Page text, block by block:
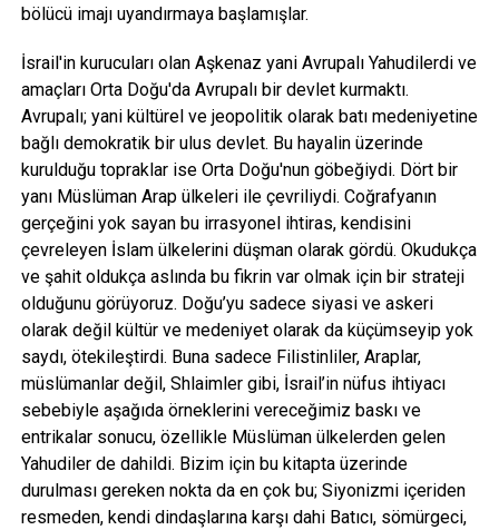
bölücü imajı uyandırmaya başlamışlar.
İsrail'in kurucuları olan Aşkenaz yani Avrupalı Yahudilerdi ve
amaçları Orta Doğu'da Avrupalı bir devlet kurmaktı.
Avrupalı; yani kültürel ve jeopolitik olarak batı medeniyetine
bağlı demokratik bir ulus devlet. Bu hayalin üzerinde
kurulduğu topraklar ise Orta Doğu'nun göbeğiydi. Dört bir
yanı Müslüman Arap ülkeleri ile çevriliydi. Coğrafyanın
gerçeğini yok sayan bu irrasyonel ihtiras, kendisini
çevreleyen İslam ülkelerini düşman olarak gördü. Okudukça
ve şahit oldukça aslında bu fikrin var olmak için bir strateji
olduğunu görüyoruz. Doğu’yu sadece siyasi ve askeri
olarak değil kültür ve medeniyet olarak da küçümseyip yok
saydı, ötekileştirdi. Buna sadece Filistinliler, Araplar,
müslümanlar değil, Shlaimler gibi, İsrail’in nüfus ihtiyacı
sebebiyle aşağıda örneklerini vereceğimiz baskı ve
entrikalar sonucu, özellikle Müslüman ülkelerden gelen
Yahudiler de dahildi. Bizim için bu kitapta üzerinde
durulması gereken nokta da en çok bu; Siyonizmi içeriden
resmeden, kendi dindaşlarına karşı dahi Batıcı, sömürgeci,